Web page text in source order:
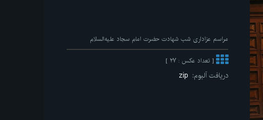
مراسم عزاداری شب شهادت حضرت امام سجاد علیه‌السلام
[ تعداد عکس : ۲۷ ]
دریافت آلبوم: